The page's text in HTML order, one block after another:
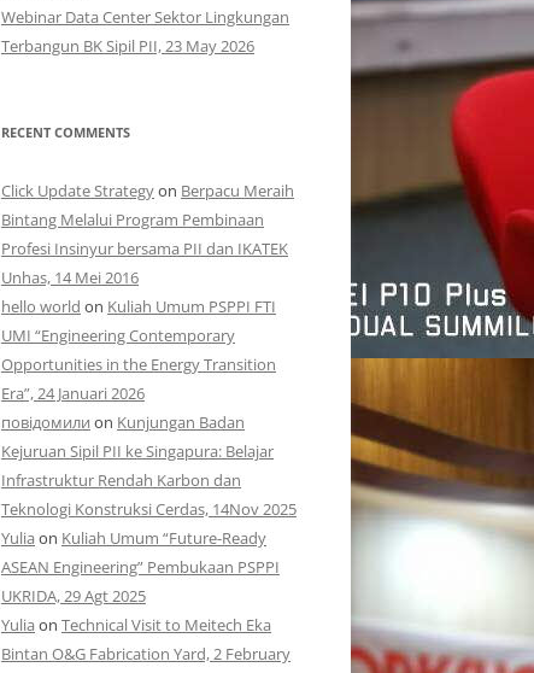
Webinar Data Center Sektor Lingkungan
Terbangun BK Sipil PII, 23 May 2026
RECENT COMMENTS
Click Update Strategyon Berpacu Meraih
Bintang Melalui Program Pembinaan
Profesi Insinyur bersama PII dan IKATEK
Unhas, 14 Mei 2016
hello world on Kuliah Umum PSPPI FTI
UMI “Engineering Contemporary
Opportunities in the Energy Transition
Era”, 24 Januari 2026
повідомили on Kunjungan Badan
Kejuruan Sipil PII ke Singapura: Belajar
Infrastruktur Rendah Karbon dan
Teknologi Konstruksi Cerdas, 14Nov 2025
Yulia on Kuliah Umum “Future-Ready
ASEAN Engineering” Pembukaan PSPPI
UKRIDA, 29 Agt 2025
Yulia on Technical Visit to Meitech Eka
Bintan O&G Fabrication Yard, 2 February